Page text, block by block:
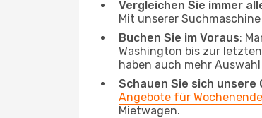
Vergleichen Sie immer
Mit unserer
Buchen Sie im Voraus:
Washington bis zur
haben auch mehr
Schauen Sie sich
Angebote für Wochenende
Mietwagen.